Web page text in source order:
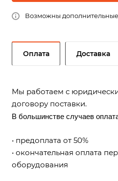
Возможны
Оплата Доставка
Мы работаем с
договору поставки.
В большинстве случаев
• предоплата от 50%
• окончательная оплата
оборудования